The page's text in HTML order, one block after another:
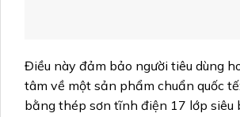
Điều này đảm bảo người tiêu dùng
tâm về một sản phẩm chuẩn quốc
bằng thép sơn tĩnh điện 17 lớp siêu